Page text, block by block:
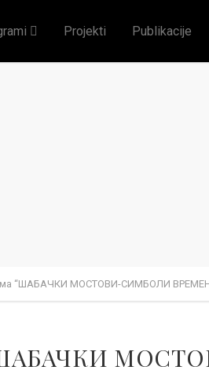
Projekti Publikacije
“ШАБАЧКИ МОСТОВИ-СИМБОЛИ
“ШАБАЧКИ